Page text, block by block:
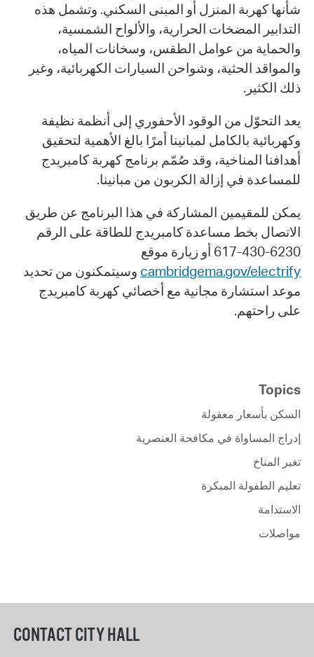
شأنها كهربة المنزل أو المبنى السكني. وتشمل هذه
التدابير المضخات الحرارية، والألواح الشمسية،
والحماية من عوامل الطقس، وسخانات المياه،
والمواقد الحثية، وشواحن السيارات الكهربائية، وغير
ذلك الكثير.
يعد التحوّل من الوقود الأحفوري إلى أنظمة نظيفة
وكهربائية بالكامل لمبانينا أمرًا بالغ الأهمية لتحقيق
أهدافنا المناخية، وقد صُمّم برنامج كهربة كامبريدج
للمساعدة في إزالة الكربون من مبانينا.
يمكن للمقيمين المشاركة في هذا البرنامج عن طريق
الاتصال بخط مساعدة كامبريدج للطاقة على الرقم
6230-430-617 أو زيارة موقع
cambridgema.gov/electrify وسيتمكنون من تحديد
موعد استشارة مجانية مع أخصائي كهربة كامبريدج
على راحتهم.
Topics
السكن بأسعار معقولة
إدراج المساواة في مكافحة العنصرية
تغير المناخ
تعليم الطفولة المبكرة
الاستدامة
مواصلات
CONTACT CITY HALL